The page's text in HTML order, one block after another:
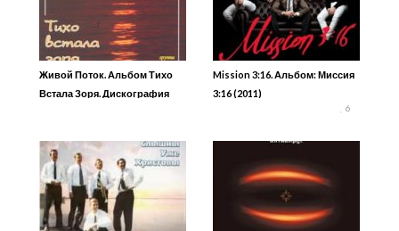
Живой Поток. Альбом Тихо
Встала Зоря. Дискография
Mission 3:16. Альбом: Миссия
3:16 (2011)
6